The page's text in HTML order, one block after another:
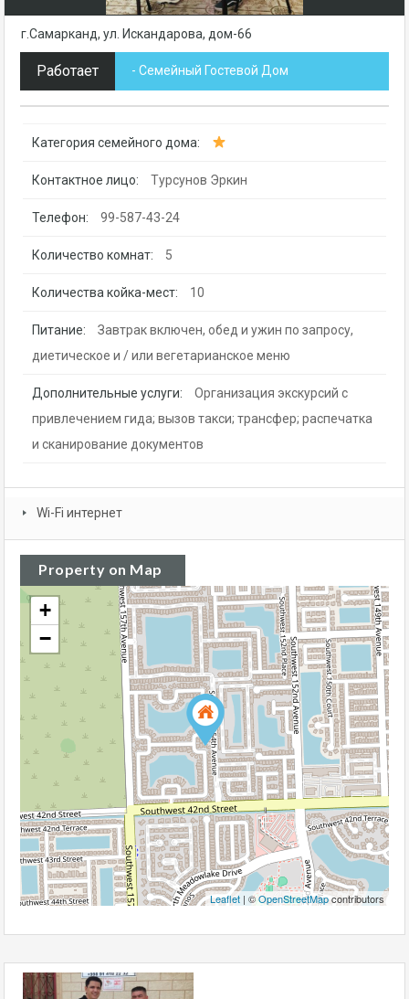
г.Самарканд, ул. Искандарова, дом-66
Работает - Семейный Гостевой Дом
Категория семейного дома:
Контактное лицо: Турсунов Эркин
Телефон: 99-587-43-24
Количество комнат: 5
Количества койка-мест: 10
Питание:
Завтрак включен, обед и ужин по запросу,
диетическое и / или вегетарианское меню
Дополнительные услуги:
Организация экскурсий с
привлечением гида; вызов такси; трансфер; распечатка
и сканирование документов
Wi-Fi интернет
Property on Map
+
−
Leaflet | ©OpenStreetMapcontributors